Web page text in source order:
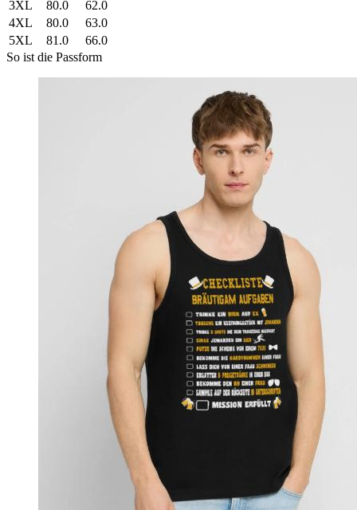
3XL 80.0
62.0
4XL
80.0
63.0
5XL
81.0
66.0
So ist die Passform